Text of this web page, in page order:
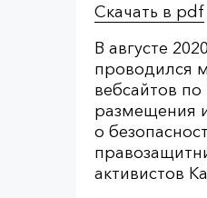
Скачать в pdf
В августе
проводился
вебсайтов
размещения
о
активистов